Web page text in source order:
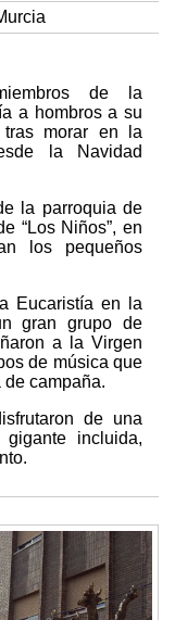
de la
a hombros a su
morar en la
la Navidad
la parroquia de
“Los Niños”, en
los pequeños
Eucaristía en la
gran grupo de
a la Virgen
de música que
campaña.
de una
incluida,